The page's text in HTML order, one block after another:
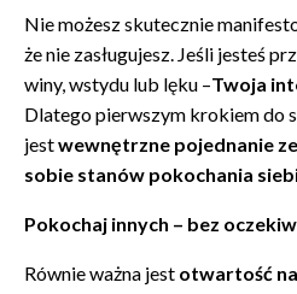
Nie możesz skutecznie
że nie zasługujesz. Jeśli jesteś
winy, wstydu lub lęku –Twoja
Dlatego pierwszym krokiem do
jestwewnętrzne pojednanie
sobie stanów pokochania
Pokochaj innych – bez
Równie ważna jest otwartość